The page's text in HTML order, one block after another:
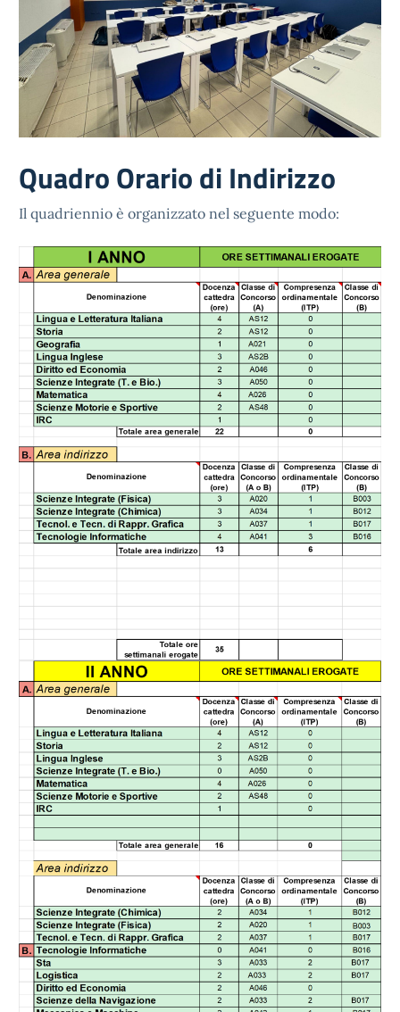
Quadro Orario di Indirizzo
Il quadriennio è organizzato nel seguente modo: